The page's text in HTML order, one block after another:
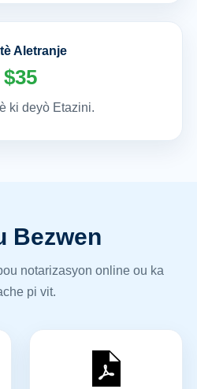
Aletranje
$35
ki deyò Etazini.
Bezwen
notarizasyon online ou ka
pi vit.